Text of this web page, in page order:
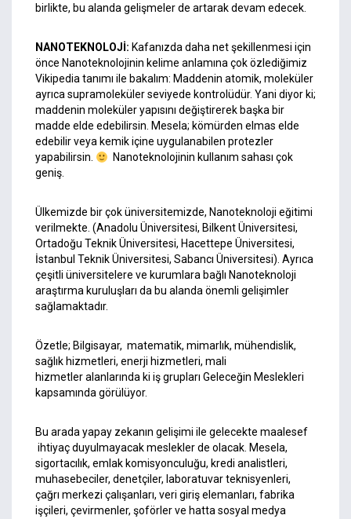
birlikte, bu alanda gelişmeler de artarak devam edecek.
NANOTEKNOLOJİ: Kafanızda daha net şekillenmesi için
önce Nanoteknolojinin kelime anlamına çok özlediğimiz
Vikipedia tanımı ile bakalım: Maddenin atomik, moleküler
ayrıca supramoleküler seviyede kontrolüdür. Yani diyor ki;
maddenin moleküler yapısını değiştirerek başka bir
madde elde edebilirsin. Mesela; kömürden elmas elde
edebilir veya kemik içine uygulanabilen protezler
yapabilirsin.
Nanoteknolojinin kullanım sahası çok
geniş.
Ülkemizde bir çok üniversitemizde, Nanoteknoloji eğitimi
verilmekte. (Anadolu Üniversitesi, Bilkent Üniversitesi,
Ortadoğu Teknik Üniversitesi, Hacettepe Üniversitesi,
İstanbul Teknik Üniversitesi, Sabancı Üniversitesi). Ayrıca
çeşitli üniversitelere ve kurumlara bağlı Nanoteknoloji
araştırma kuruluşları da bu alanda önemli gelişimler
sağlamaktadır.
Özetle; Bilgisayar, matematik, mimarlık, mühendislik,
sağlık hizmetleri, enerji hizmetleri, mali
hizmetler alanlarında ki iş grupları Geleceğin Meslekleri
kapsamında görülüyor.
Bu arada yapay zekanın gelişimi ile gelecekte maalesef
ihtiyaç duyulmayacak meslekler de olacak. Mesela,
sigortacılık, emlak komisyonculuğu, kredi analistleri,
muhasebeciler, denetçiler, laboratuvar teknisyenleri,
çağrı merkezi çalışanları, veri giriş elemanları, fabrika
işçileri, çevirmenler, şoförler ve hatta sosyal medya